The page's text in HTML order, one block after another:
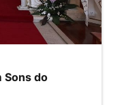
Sons do